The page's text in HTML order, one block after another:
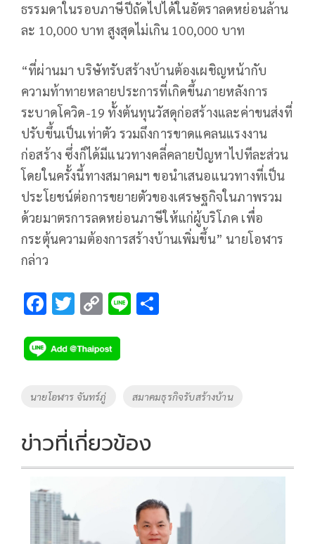
ธรรมดาในรอบภาษีปีถัดไปได้ในอัตราลดหย่อนล้าน
ละ 10,000 บาท สูงสุดไม่เกิน 100,000 บาท
“ที่ผ่านมา บริษัทรับสร้างบ้านต้องเผชิญหน้ากับ
ความท้าทายหลายประการที่เกิดขึ้นภายหลังการ
ระบาดโควิด-19 ทั้งต้นทุนวัสดุก่อสร้างและค่าขนส่งที่
ปรับขึ้นเป็นเท่าตัว รวมถึงการขาดแคลนแรงงาน
ก่อสร้าง ซึ่งก็ได้มีแนวทางคลี่คลายปัญหาไปทีละส่วน
โดยในครั้งนี้ทางสมาคมฯ ขอนำเสนอแนวทางที่เป็น
ประโยชน์ต่อการขยายตัวของเศรษฐกิจในภาพรวม
ด้วยมาตรการลดหย่อนภาษีให้แก่ผู้บริโภค เพื่อ
กระตุ้นความต้องการสร้างบ้านเพิ่มขึ้น” นายโอฬาร
กล่าว
F
e
b
o
k
T
tt
er
C
p
y
Li
k
Li
Tags
นายโอฬาร จันทร์ภู่ สมาคมธุรกิจรับสร้างบ้าน
ข่าวที่เกี่ยวข้อง